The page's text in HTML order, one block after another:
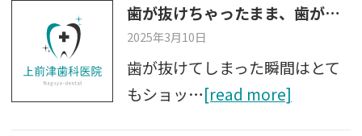
歯が抜けちゃったまま、歯がグラグラしたまま放置するリスクとは？
2025年3月10日
歯が抜けてしまった瞬間はとて
もショッ…[read more]